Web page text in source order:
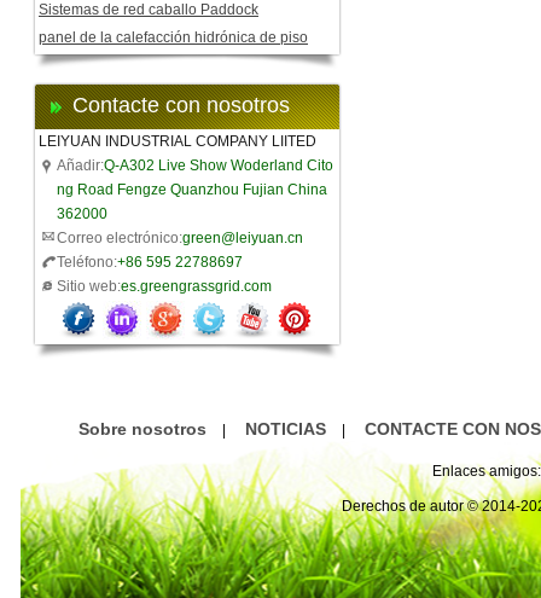
Sistemas de red caballo Paddock
panel de la calefacción hidrónica de piso
Contacte con nosotros
LEIYUAN INDUSTRIAL COMPANY LIITED
Añadir:Q-A302 Live Show Woderland Cito
ng Road Fengze Quanzhou Fujian China
362000
Correo electrónico:green@leiyuan.cn
Teléfono:+86 595 22788697
Sitio web:es.greengrassgrid.com
Sobre nosotros NOTICIAS CONTACTE CON
Enlaces amigos:
Derechos de autor © 2014-